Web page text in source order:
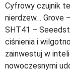
Cyfrowy czujnik
nierdzew… Grove
SHT41 –
ciśnienia i
zainwestuj w
nowoczesnymi